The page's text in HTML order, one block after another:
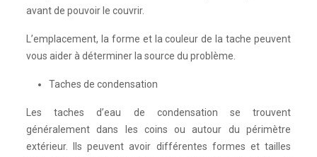
avant de pouvoir le couvrir.
L’emplacement, la forme et la couleur de la tache peuvent
vous aider à déterminer la source du problème.
Taches de condensation
Les taches d’eau de condensation se trouvent
généralement dans les coins ou autour du périmètre
extérieur. Ils peuvent avoir différentes formes et tailles